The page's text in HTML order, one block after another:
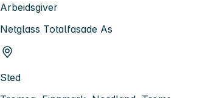
Arbeidsgiver
Netglass Totalfasade As
Sted